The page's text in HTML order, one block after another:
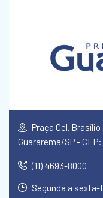
Praça Cel.
Guararema/SP -
(11) 4693-8000
Segunda a sexta-